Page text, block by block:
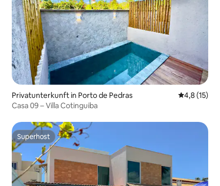
Privatunterkunft in Porto de Pedras
4,8 (15)
Casa 09 – Villa Cotinguiba
Superhost
Superhost